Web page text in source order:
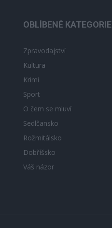
OBLÍBENÉ KATEGORIE
Zpravodajství
Kultura
Krimi
Sport
O čem se mluví
Sedlčansko
Rožmitálsko
Dobříšsko
Váš názor